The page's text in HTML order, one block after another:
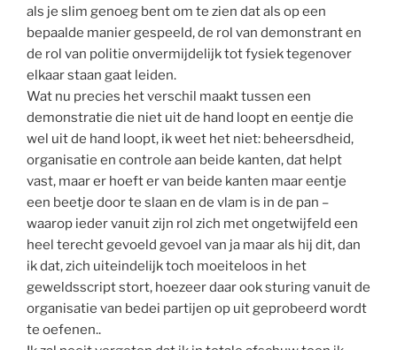
als je slim genoeg bent om te zien dat als op een
bepaalde manier gespeeld, de rol van demonstrant en
de rol van politie onvermijdelijk tot fysiek tegenover
elkaar staan gaat leiden.
Wat nu precies het verschil maakt tussen een
demonstratie die niet uit de hand loopt en eentje die
wel uit de hand loopt, ik weet het niet: beheersdheid,
organisatie en controle aan beide kanten, dat helpt
vast, maar er hoeft er van beide kanten maar eentje
een beetje door te slaan en de vlam is in de pan –
waarop ieder vanuit zijn rol zich met ongetwijfeld een
heel terecht gevoeld gevoel van ja maar als hij dit, dan
ik dat, zich uiteindelijk toch moeiteloos in het
geweldsscript stort, hoezeer daar ook sturing vanuit de
organisatie van bedei partijen op uit geprobeerd wordt
te oefenen..